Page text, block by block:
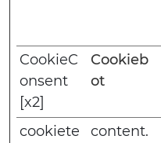
CookieC
onsent
[x2]
Cookieb
ot
cookiete
content.